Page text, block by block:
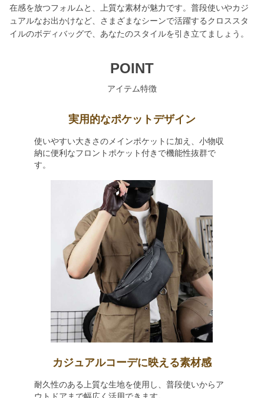
在感を放つフォルムと、上質な素材が魅力です。普段使いやカジ
ュアルなお出かけなど、さまざまなシーンで活躍するクロススタ
イルのボディバッグで、あなたのスタイルを引き立てましょう。
POINT
アイテム特徴
実用的なポケットデザイン
使いやすい大きさのメインポケットに加え、小物収
納に便利なフロントポケット付きで機能性抜群で
す。
カジュアルコーデに映える素材感
耐久性のある上質な生地を使用し、普段使いからア